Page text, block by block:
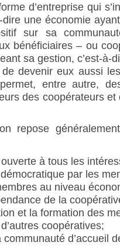
d’entreprise qui
dire une économie
sur sa
bénéficiaires – ou
sa gestion, c’est-à-
devenir eux aussi
entre autre,
des coopérateurs
repose
à tous les
par les
au niveau
de la
et la formation des
coopératives;
communauté d’accueil